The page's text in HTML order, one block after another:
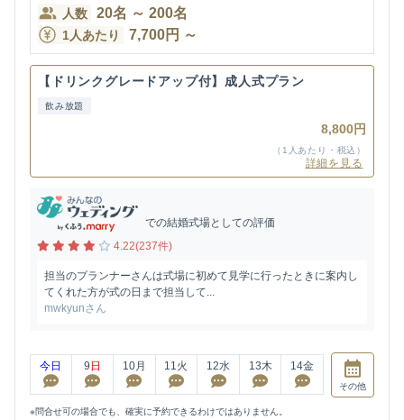
人数 20名 ～ 200名
1人あたり 7,700円 ～
【ドリンクグレードアップ付】成人式プラン
飲み放題
8,800円
（1人あたり・税込）
詳細を見る
での結婚式場としての評価
4.22(237件)
担当のプランナーさんは式場に初めて見学に行ったときに案内し
てくれた方が式の日まで担当して...
mwkyunさん
今日 9 日 10月 11火 12水 13木 14金
その他
※問合せ可の場合でも、確実に予約できるわけではありません。